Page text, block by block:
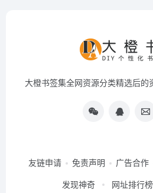
大橙书签集全网资源分类精选后的
友链申请 免责声明 广告合作
发现神奇
网址排行榜